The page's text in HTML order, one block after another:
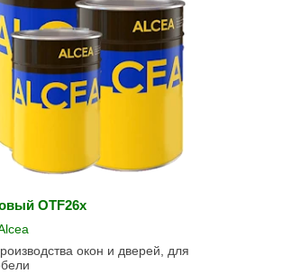
OTF26x
окон и дверей, для